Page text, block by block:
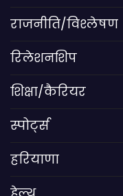
राजनीति/विश्लेषण
रिलेशनशिप
शिक्षा/कैरियर
स्पोर्ट्स
हरियाणा